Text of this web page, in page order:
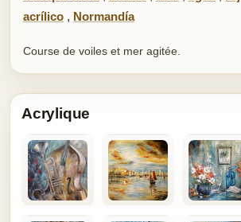
acrílico , Normandía
Course de voiles et mer agitée.
Acrylique